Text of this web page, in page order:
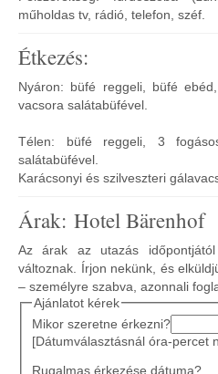
műholdas tv, rádió, telefon, széf.
Étkezés:
Nyáron: büfé reggeli, büfé
vacsora salátabüfével.
Télen: büfé reggeli, 3
salátabüfével.
Karácsonyi és szilveszteri
Árak: Hotel Bärenhof
Az árak az utazás
változnak. Írjon nekünk, és
– személyre szabva, azonnali
Ajánlatot kérek
Mikor szeretne érkezni?
[Dátumválasztásnál óra-percet
Rugalmas érkezése dátuma?